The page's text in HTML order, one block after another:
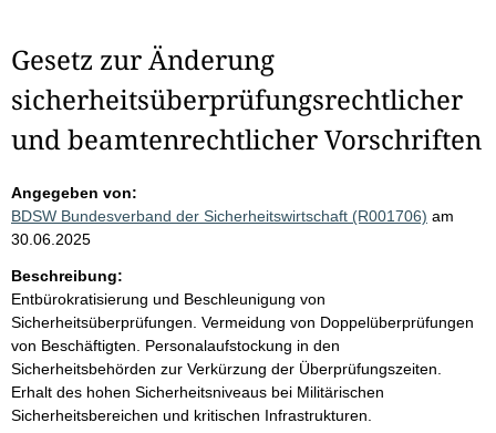
Gesetz zur Änderung
sicherheitsüberprüfungsrechtlicher
und beamtenrechtlicher Vorschriften
Angegeben von:
BDSW Bundesverband der Sicherheitswirtschaft (R001706) am
30.06.2025
Beschreibung:
Entbürokratisierung und Beschleunigung von
Sicherheitsüberprüfungen. Vermeidung von Doppelüberprüfungen
von Beschäftigten. Personalaufstockung in den
Sicherheitsbehörden zur Verkürzung der Überprüfungszeiten.
Erhalt des hohen Sicherheitsniveaus bei Militärischen
Sicherheitsbereichen und kritischen Infrastrukturen.